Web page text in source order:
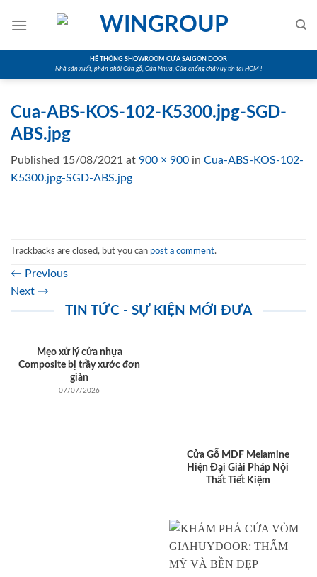
HỆ THỐNG SHOWROOM CỬA SAIGON DOOR
Nhà sản xuất, phân phối Cửa gỗ, Cửa Nhựa, Cửa chống cháy uy tín tại HCM !
Cua-ABS-KOS-102-K5300.jpg-SGD-
ABS.jpg
Published 15/08/2021 at 900 × 900 in Cua-ABS-KOS-102-
K5300.jpg-SGD-ABS.jpg
Trackbacks are closed, but you can post a comment.
← Previous
Next →
TIN TỨC - SỰ KIỆN MỚI ĐƯA
Mẹo xử lý cửa nhựa
Composite bị trầy xước đơn
giản
07/07/2026
Cửa Gỗ MDF Melamine
Hiện Đại Giải Pháp Nội
Thất Tiết Kiệm